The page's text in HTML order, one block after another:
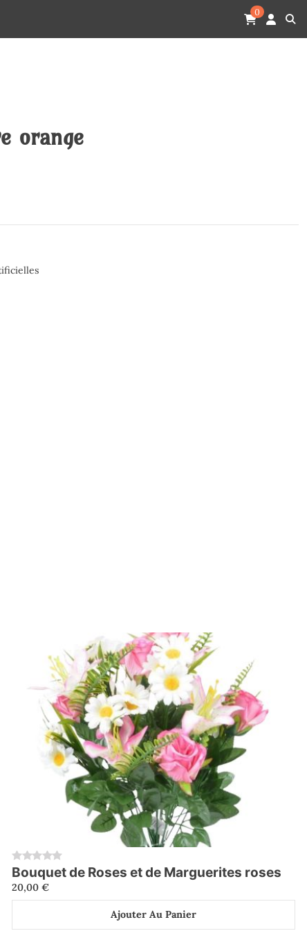
0
orange
0
Bouquet de Roses et de Marguerites roses
20,00 €
Ajouter Au Panier